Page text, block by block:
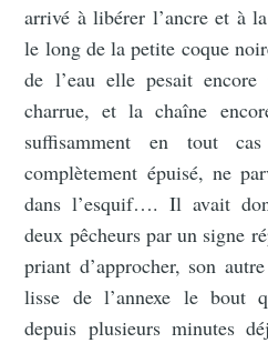
arrivé à libérer l’ancre et à
le long de la petite coque
de l’eau elle pesait
charrue, et la chaîne
suffisamment en tout
complètement épuisé, ne
dans l’esquif…. Il avait
deux pêcheurs par un signe
priant d’approcher, son
lisse de l’annexe le bout
depuis plusieurs minutes